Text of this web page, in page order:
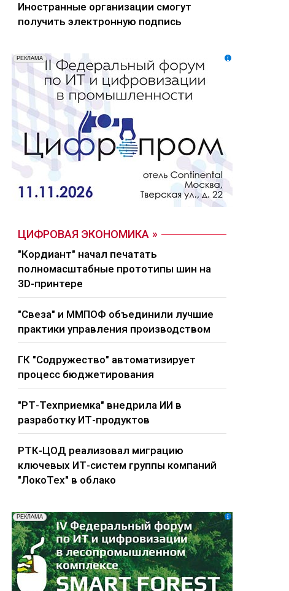
Иностранные организации смогут
получить электронную подпись
ЦИФРОВАЯ ЭКОНОМИКА
"Кордиант" начал печатать
полномасштабные прототипы шин на
3D-принтере
"Свеза" и ММПОФ объединили лучшие
практики управления производством
ГК "Содружество" автоматизирует
процесс бюджетирования
"РТ-Техприемка" внедрила ИИ в
разработку ИТ-продуктов
РТК-ЦОД реализовал миграцию
ключевых ИТ-систем группы компаний
"ЛокоТех" в облако